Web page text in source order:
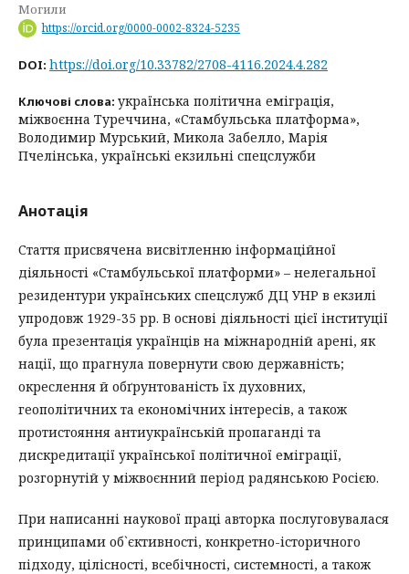
Могили
https://orcid.org/0000-0002-8324-5235
DOI: https://doi.org/10.33782/2708-4116.2024.4.282
Ключові слова: українська політична еміграція,
міжвоєнна Туреччина, «Стамбульська платформа»,
Володимир Мурський, Микола Забелло, Марія
Пчелінська, українські екзильні спецслужби
Анотація
Стаття присвячена висвітленню інформаційної
діяльності «Стамбульської платформи» – нелегальної
резидентури українських спецслужб ДЦ УНР в екзилі
упродовж 1929-35 рр. В основі діяльності цієї інституції
була презентація українців на міжнародній арені, як
нації, що прагнула повернути свою державність;
окреслення й обґрунтованість їх духовних,
геополітичних та економічних інтересів, а також
протистояння антиукраїнській пропаганді та
дискредитації української політичної еміграції,
розгорнутій у міжвоєнний період радянською Росією.
При написанні наукової праці авторка послуговувалася
принципами об`єктивності, конкретно-історичного
підходу, цілісності, всебічності, системності, а також